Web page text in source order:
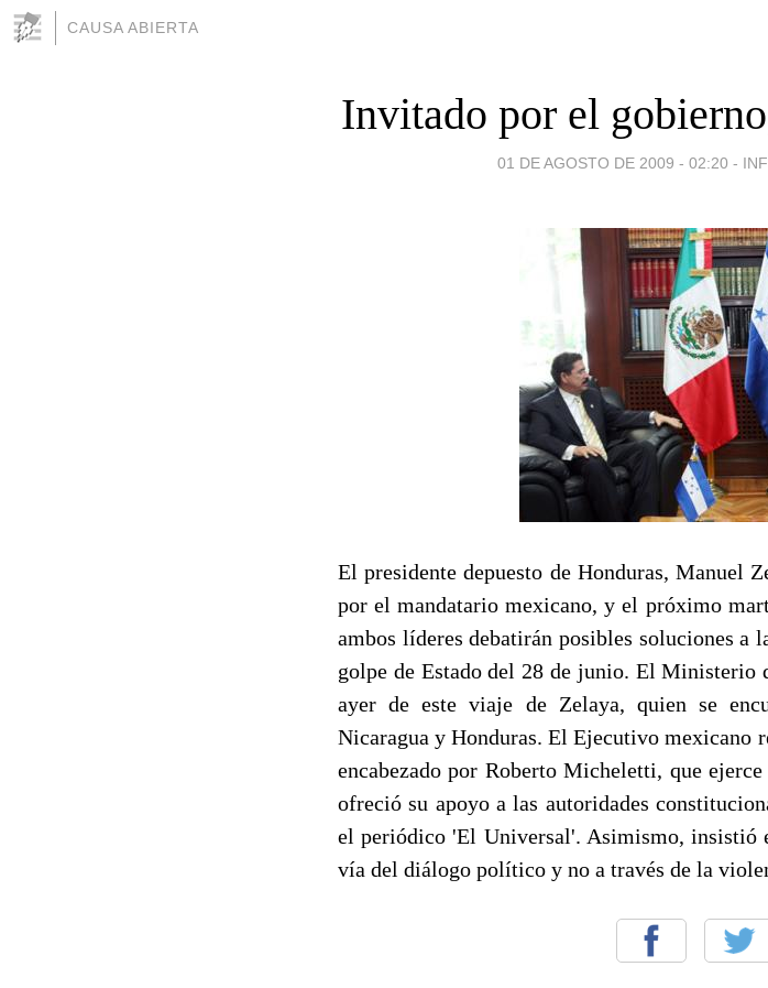
CAUSA ABIERTA
Invitado por el
01 DE AGOSTO DE 2009 - 02:20 -
El presidente depuesto de Honduras, Manuel
por el mandatario mexicano, y el próximo
ambos líderes debatirán posibles soluciones
golpe de Estado del 28 de junio. El
ayer de este viaje de Zelaya, quien se
Nicaragua y Honduras. El Ejecutivo mexicano
encabezado por Roberto Micheletti, que
ofreció su apoyo a las autoridades
el periódico 'El Universal'. Asimismo, insistió
vía del diálogo político y no a través de la